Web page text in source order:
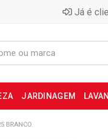
Já é
JARDINAGEM
BRANCO